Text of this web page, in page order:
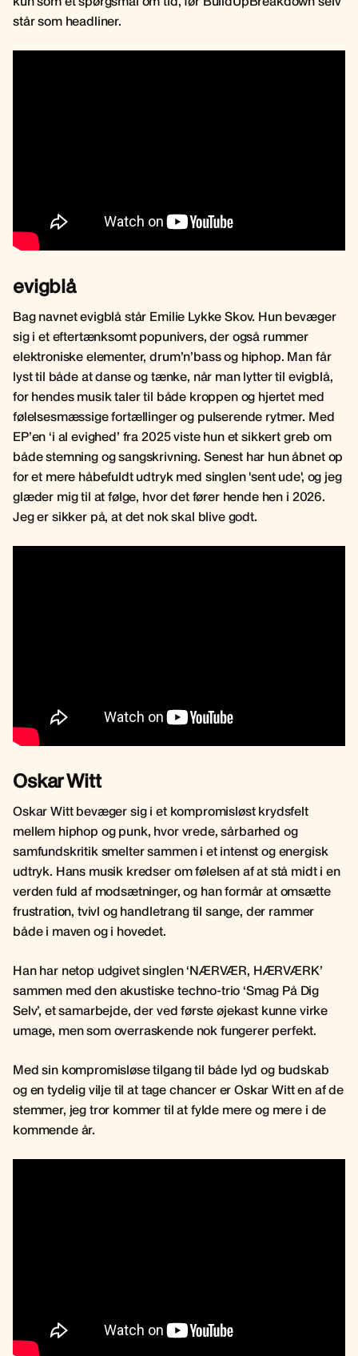
står som headliner.
evigblå
Bag navnet evigblå står Emilie Lykke Skov. Hun bevæger
sig i et eftertænksomt popunivers, der også rummer
elektroniske elementer, drum’n’bass og hiphop. Man får
lyst til både at danse og tænke, når man lytter til evigblå,
for hendes musik taler til både kroppen og hjertet med
følelsesmæssige fortællinger og pulserende rytmer. Med
EP’en ‘i al evighed’ fra 2025 viste hun et sikkert greb om
både stemning og sangskrivning. Senest har hun åbnet op
for et mere håbefuldt udtryk med singlen 'sent ude', og jeg
glæder mig til at følge, hvor det fører hende hen i 2026.
Jeg er sikker på, at det nok skal blive godt.
Oskar Witt
Oskar Witt bevæger sig i et kompromisløst krydsfelt
mellem hiphop og punk, hvor vrede, sårbarhed og
samfundskritik smelter sammen i et intenst og energisk
udtryk. Hans musik kredser om følelsen af at stå midt i en
verden fuld af modsætninger, og han formår at omsætte
frustration, tvivl og handletrang til sange, der rammer
både i maven og i hovedet.
Han har netop udgivet singlen ‘NÆRVÆR, HÆRVÆRK’
sammen med den akustiske techno-trio ‘Smag På Dig
Selv’, et samarbejde, der ved første øjekast kunne virke
umage, men som overraskende nok fungerer perfekt.
Med sin kompromisløse tilgang til både lyd og budskab
og en tydelig vilje til at tage chancer er Oskar Witt en af de
stemmer, jeg tror kommer til at fylde mere og mere i de
kommende år.